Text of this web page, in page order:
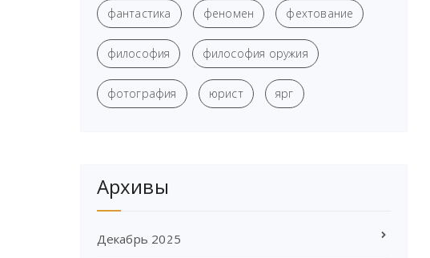
фантастика феномен фехтование
философия философия оружия
фотография юрист ярг
Архивы
Декабрь 2025